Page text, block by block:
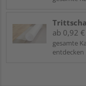
ab 0,92
gesamte
entdecken